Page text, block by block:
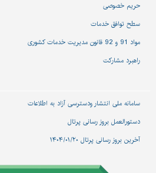
حریم خصوصی
سطح توافق خدمات
مواد 91 و 92 قانون مدیریت خدمات کشوری
راهبرد مشارکت
سامانه ملی انتشار و‌دسترسی آزاد به اطلاعات
دستورالعمل بروز رسانی پرتال
آخرین بروز رسانی پرتال ۱۴۰۴/۰۱/۲۰